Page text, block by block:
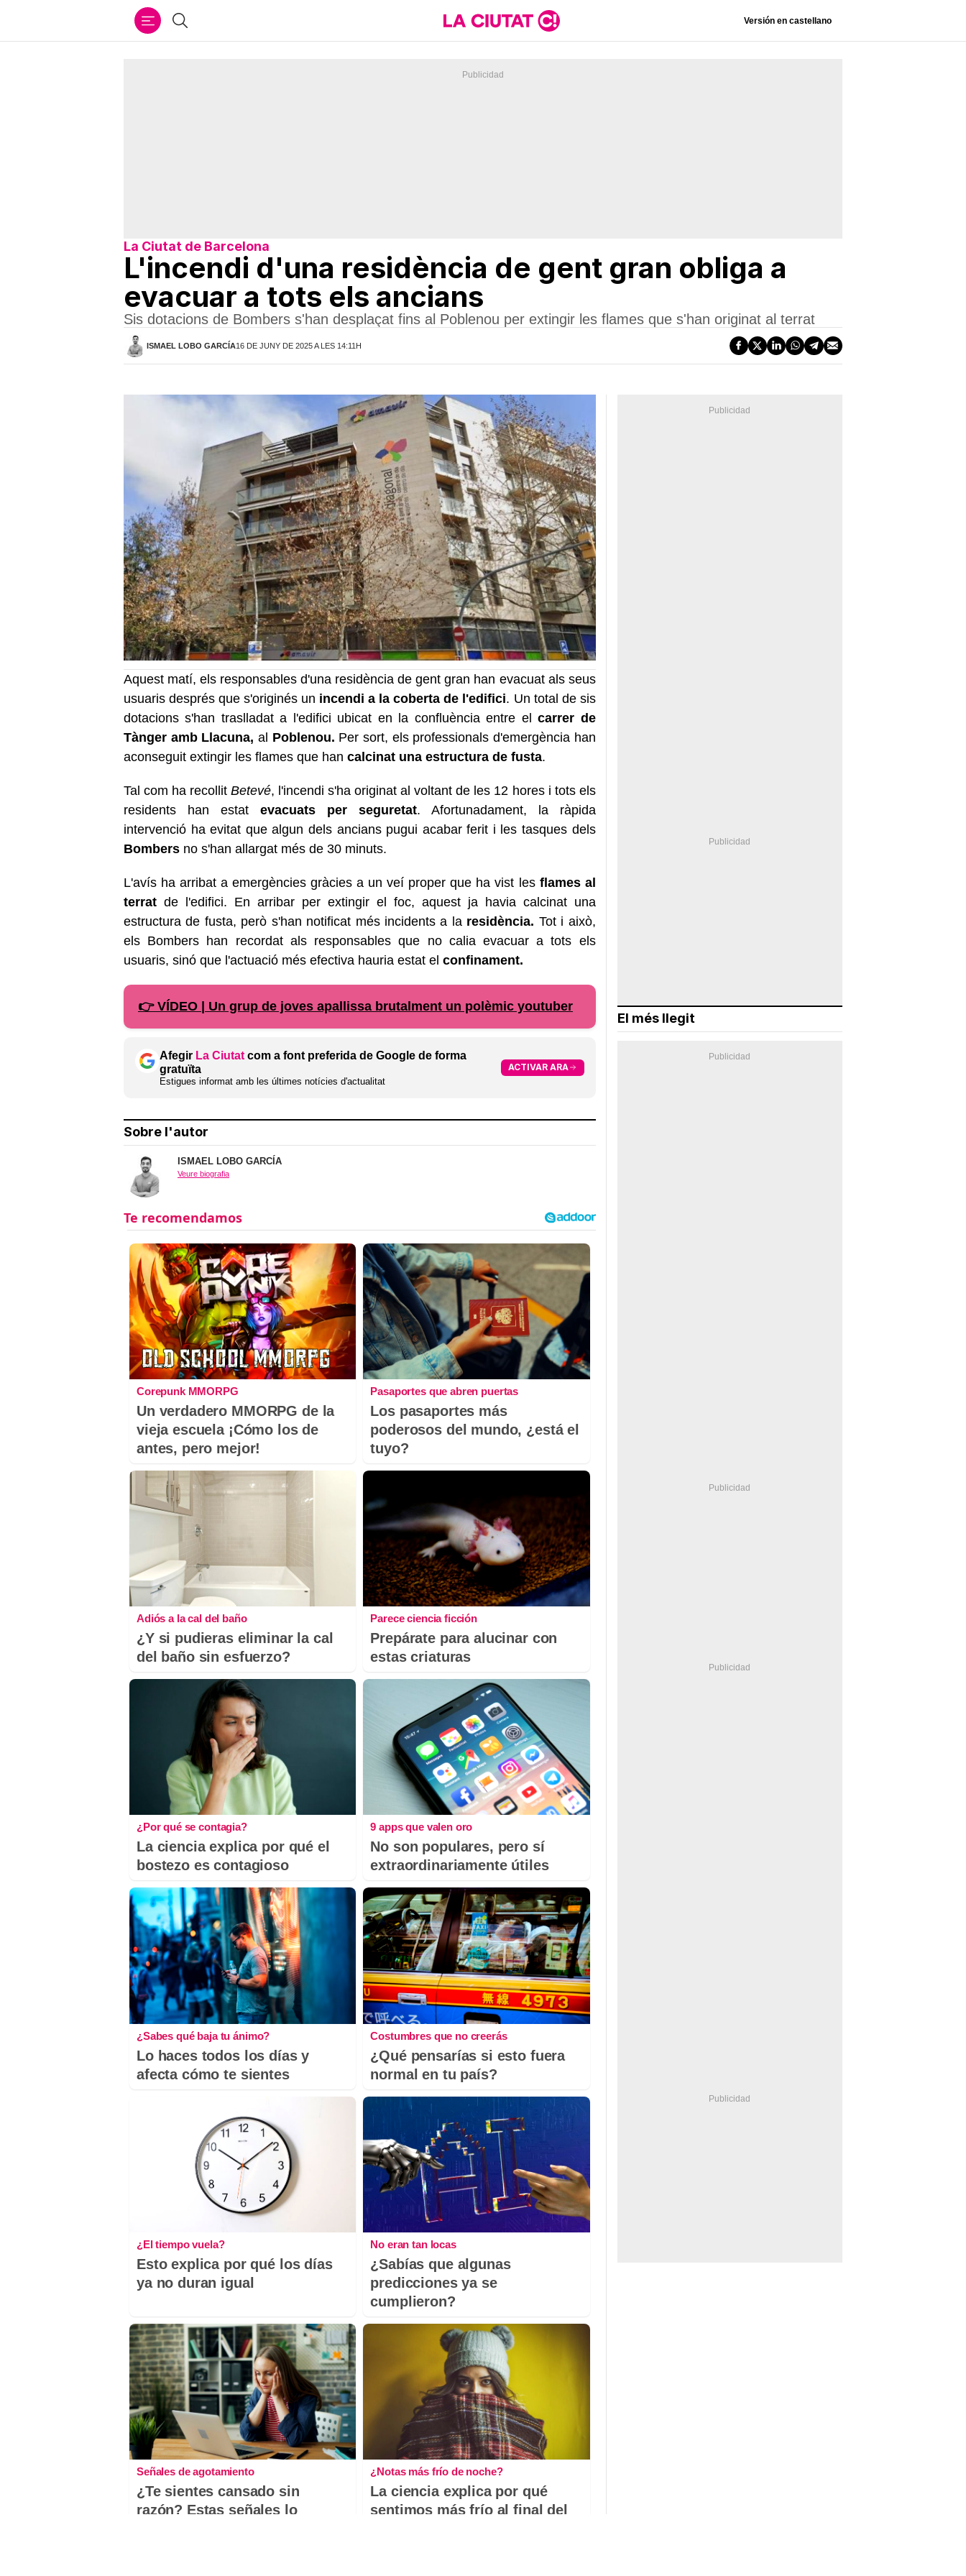
Cercar Versión en castellano
La Ciutat de Barcelona
L'incendi d'una residència de gent gran obliga a
evacuar a tots els ancians
Sis dotacions de Bombers s'han desplaçat fins al Poblenou per extingir les flames que s'han originat al terrat
ISMAEL LOBO GARCÍA16 DE JUNY DE 2025 A LES 14:11H
Aquest matí, els responsables d'una residència de gent gran han evacuat als seus
usuaris després que s'originés un incendi a la coberta de l'edifici. Un total de sis
dotacions s'han traslladat a l'edifici ubicat en la confluència entre elcarrer de
Tànger amb Llacuna, al Poblenou. Per sort, els professionals d'emergència han
aconseguit extingir les flames que han calcinat una estructura de fusta.
Tal com ha recollitBetevé, l'incendi s'ha originat al voltant de les 12 hores i tots els
residents han estatevacuats per seguretat. Afortunadament, la ràpida
intervenció ha evitat que algun dels ancians pugui acabar ferit i les tasques dels
Bombers no s'han allargat més de 30 minuts.
L'avís ha arribat a emergències gràcies a un veí proper que ha vist les flames al
terrat de l'edifici. En arribar per extingir el foc, aquest ja havia calcinat una
estructura de fusta, però s'han notificat més incidents a la residència. Tot i això,
els Bombers han recordat als responsables que no calia evacuar a tots els
usuaris, sinó que l'actuació més efectiva hauria estat el confinament.
👉 VÍDEO | Un grup de joves apallissa brutalment un polèmic youtuber
Afegir La Ciutat com a font preferida de Google de forma
gratuïta
Estigues informat amb les últimes notícies d'actualitat
ACTIVAR ARA
Sobre l'autor
ISMAEL LOBO GARCÍA
Veure biografia
Corepunk MMORPG
Un verdadero MMORPG de la
vieja escuela ¡Cómo los de
antes, pero mejor!
Pasaportes que abren puertas
Los pasaportes más
poderosos del mundo, ¿está el
tuyo?
Adiós a la cal del baño
¿Y si pudieras eliminar la cal
del baño sin esfuerzo?
Parece ciencia ficción
Prepárate para alucinar con
estas criaturas
¿Por qué se contagia?
La ciencia explica por qué el
bostezo es contagioso
9 apps que valen oro
No son populares, pero sí
extraordinariamente útiles
¿Sabes qué baja tu ánimo?
Lo haces todos los días y
afecta cómo te sientes
Costumbres que no creerás
¿Qué pensarías si esto fuera
normal en tu país?
¿El tiempo vuela?
Esto explica por qué los días
ya no duran igual
No eran tan locas
¿Sabías que algunas
predicciones ya se
cumplieron?
Señales de agotamiento
¿Te sientes cansado sin
razón? Estas señales lo
¿Notas más frío de noche?
La ciencia explica por qué
sentimos más frío al final del
El més llegit